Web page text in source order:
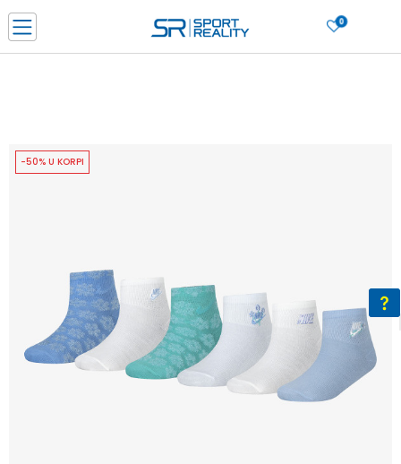
0
CLICK & COLLECT Platite karticom online i preuzmite u prodavnici po vašem
-50% U KORPI